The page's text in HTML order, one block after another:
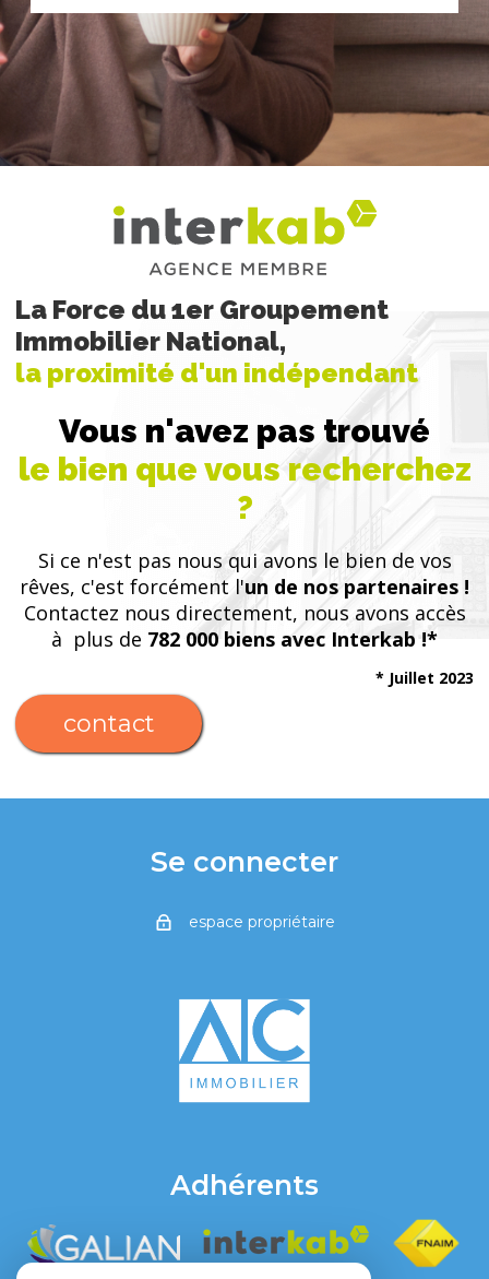
La Force du 1er Groupement
Immobilier National,
la proximité d'un indépendant
Vous n'avez pas trouvé
le bien que vous recherchez
?
Si ce n'est pas nous qui avons le bien de vos
rêves, c'est forcément l'un de nos partenaires !
Contactez nous directement, nous avons accès
à plus de 782 000 biens avec Interkab !*
contact
* Juillet 2023
Se connecter
espace propriétaire
Adhérents